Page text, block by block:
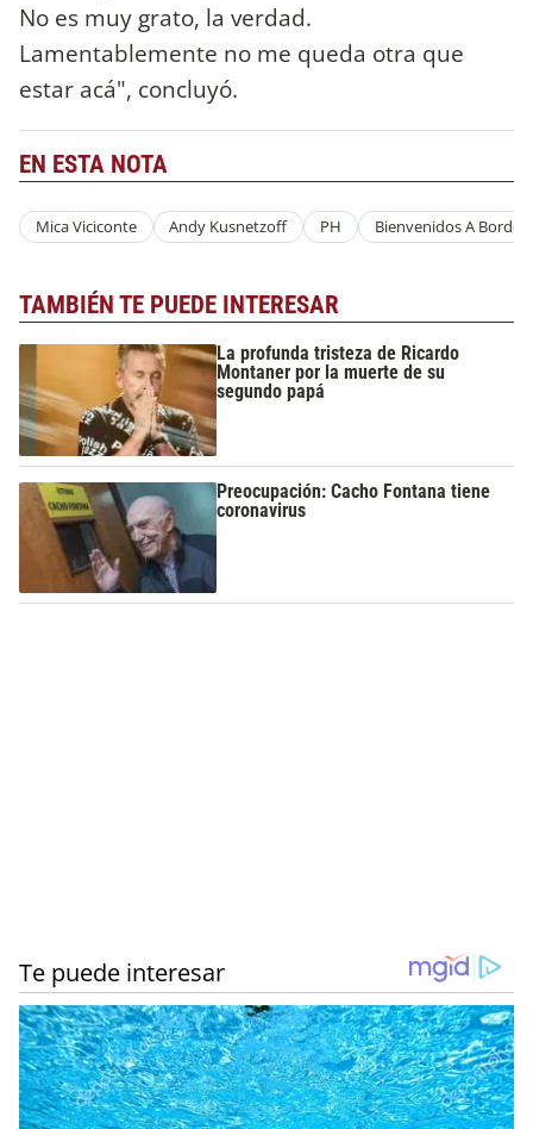
No es muy grato, la verdad.
Lamentablemente no me queda otra que
estar acá", concluyó.
EN ESTA NOTA
Mica Viciconte Andy Kusnetzoff PH Bienvenidos A Bordo
TAMBIÉN TE PUEDE INTERESAR
La profunda tristeza de Ricardo
Montaner por la muerte de su
segundo papá
Preocupación: Cacho Fontana tiene
coronavirus